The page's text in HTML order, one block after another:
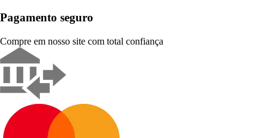
Pagamento seguro
Compre em nosso site com total confiança